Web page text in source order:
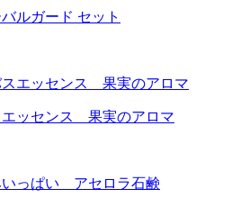
ルガード セット
エッセンス 果実のアロマ